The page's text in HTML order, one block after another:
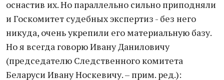
оснастив их. Но параллельно сильно приподняли
и Госкомитет судебных экспертиз - без него
никуда, очень укрепили его материальную базу.
Но я всегда говорю Ивану Даниловичу
(председателю Следственного комитета
Беларуси Ивану Носкевичу. – прим. ред.):